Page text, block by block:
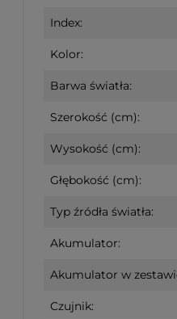
Index:
Kolor:
Barwa światła:
Szerokość (cm):
Wysokość (cm):
Głębokość (cm):
Typ źródła światła:
Akumulator:
Akumulator w
Czujnik: